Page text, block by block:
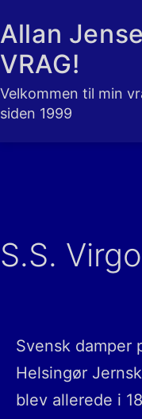
til
indhold
Allan
VRAG!
Velkommen til min
siden 1999
S.S. Virgo
Svensk damper
Helsingør
blev allerede i